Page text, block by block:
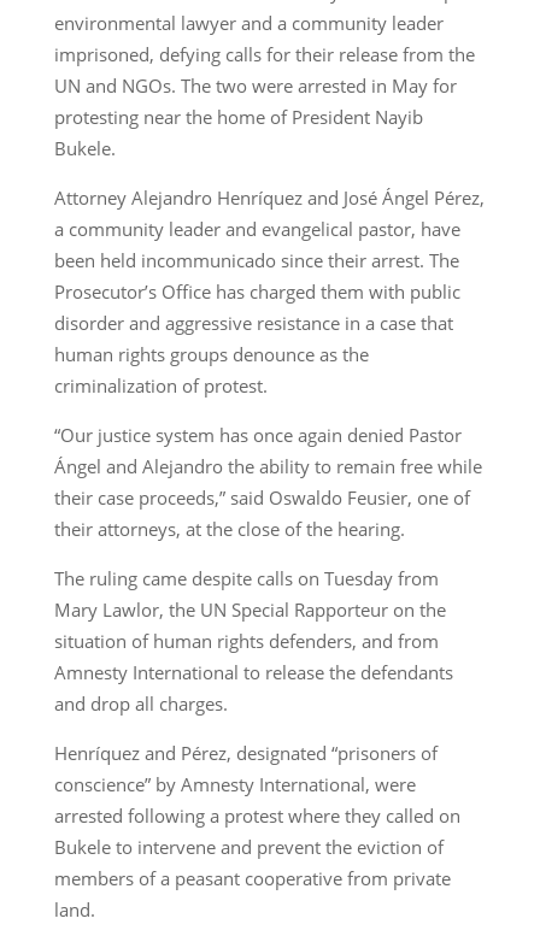
environmental lawyer and a community leader
imprisoned, defying calls for their release from the
UN and NGOs. The two were arrested in May for
protesting near the home of President Nayib
Bukele.
Attorney Alejandro Henríquez and José Ángel Pérez,
a community leader and evangelical pastor, have
been held incommunicado since their arrest. The
Prosecutor’s Office has charged them with public
disorder and aggressive resistance in a case that
human rights groups denounce as the
criminalization of protest.
“Our justice system has once again denied Pastor
Ángel and Alejandro the ability to remain free while
their case proceeds,” said Oswaldo Feusier, one of
their attorneys, at the close of the hearing.
The ruling came despite calls on Tuesday from
Mary Lawlor, the UN Special Rapporteur on the
situation of human rights defenders, and from
Amnesty International to release the defendants
and drop all charges.
Henríquez and Pérez, designated “prisoners of
conscience” by Amnesty International, were
arrested following a protest where they called on
Bukele to intervene and prevent the eviction of
members of a peasant cooperative from private
land.